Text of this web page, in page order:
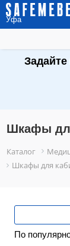
Уфа
Шкафы
Каталог
Шкафы для
По